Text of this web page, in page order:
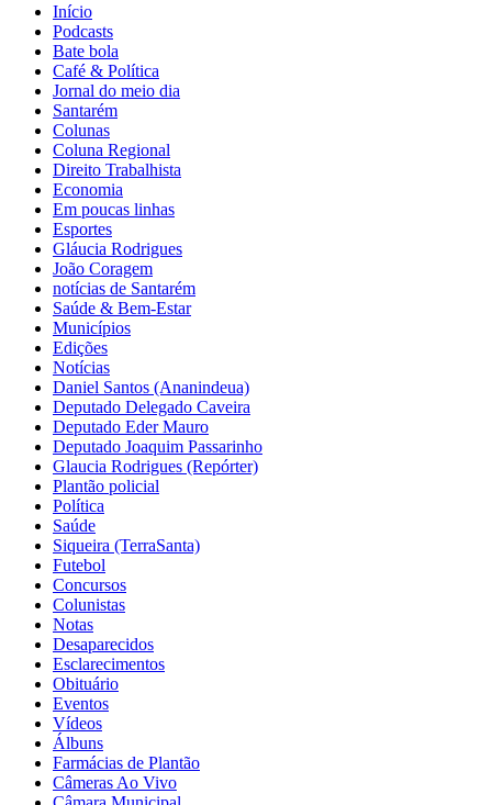
Início
Podcasts
Bate bola
Café & Política
Jornal do meio dia
Santarém
Colunas
Coluna Regional
Direito Trabalhista
Economia
Em poucas linhas
Esportes
Gláucia Rodrigues
João Coragem
notícias de Santarém
Saúde & Bem-Estar
Municípios
Edições
Notícias
Daniel Santos (Ananindeua)
Deputado Delegado Caveira
Deputado Eder Mauro
Deputado Joaquim Passarinho
Glaucia Rodrigues (Repórter)
Plantão policial
Política
Saúde
Siqueira (TerraSanta)
Futebol
Concursos
Colunistas
Notas
Desaparecidos
Esclarecimentos
Obituário
Eventos
Vídeos
Álbuns
Farmácias de Plantão
Câmeras Ao Vivo